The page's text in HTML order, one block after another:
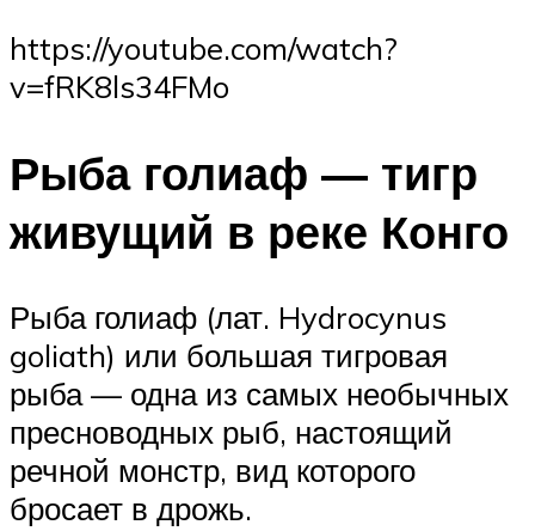
https://youtube.com/watch?
v=fRK8ls34FMo
Рыба голиаф — тигр
живущий в реке Конго
Рыба голиаф (лат. Hydrocynus
goliath) или большая тигровая
рыба — одна из самых необычных
пресноводных рыб, настоящий
речной монстр, вид которого
бросает в дрожь.